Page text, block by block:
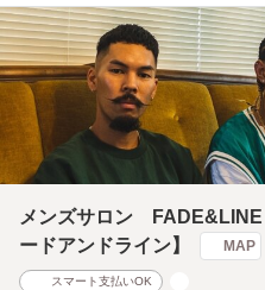
メンズサロン
ードアンドライン】
MAP
スマート支払いOK